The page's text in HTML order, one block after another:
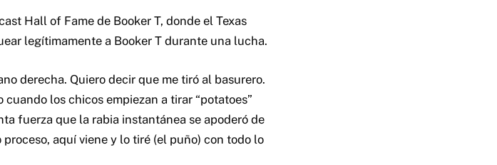
Hall of Fame de Booker T, donde el Texas
legítimamente a Booker T durante una lucha.
derecha. Quiero decir que me tiró al basurero.
los chicos empiezan a tirar “potatoes”
fuerza que la rabia instantánea se apoderó de
aquí viene y lo tiré (el puño) con todo lo